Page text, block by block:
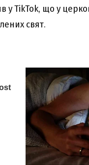
TikTok, що y
cвят.